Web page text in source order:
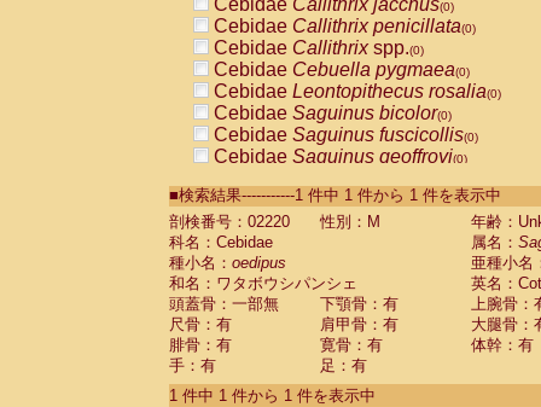
Cebidae Callithrix jacchus(0)
Cebidae Callithrix penicillata(0)
Cebidae Callithrixspp.(0)
Cebidae Cebuella pygmaea(0)
Cebidae Leontopithecus rosalia(0)
Cebidae Saguinus bicolor(0)
Cebidae Saguinus fuscicollis(0)
Cebidae Saguinus geoffroyi(0)
CebidaeSaguinus labiatus(0)
Cebidae Saguinus leucopus (0)
Cebidae
Cebidae
CebidaeSaguinus nigricollis (0)
Cebidae Saguinus oedipus
Cebidae Saguinus weddelli
Cebidae Saguinusspp.
Cebidae Aotus trivirgatus
Cebidae Cebus albifrons
■検索結果-----------1 件中 1 件から 1 件を表示中
剖検番号：02220
性別：M
年齢：
科名：Cebidae
属名：
種小名： oedipus
亜種小名
和名：ワタボウシパンシェ
英名：
頭蓋骨：一部無
下顎骨：有
上腕骨：
尺骨：有
肩甲骨：有
大腿骨：
腓骨：有
寛骨：有
体幹：有
手：有
足：有
1 件中 1 件から 1 件を表示中